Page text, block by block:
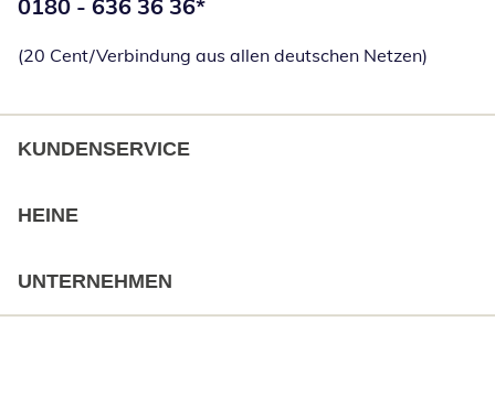
Telefonnummer:
0180 - 636 36 36*
(20 Cent/Verbindung aus allen deutschen Netzen)
KUNDENSERVICE
HEINE
UNTERNEHMEN